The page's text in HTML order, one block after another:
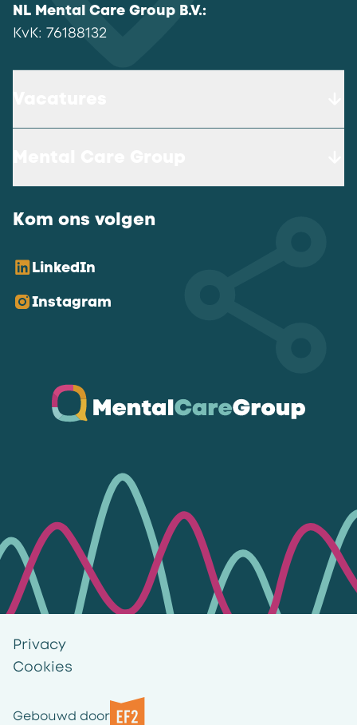
NL Mental Care Group B.V.:
KvK: 76188132
Kom ons volgen
LinkedIn
Instagram
Privacy
Cookies
Gebouwd door